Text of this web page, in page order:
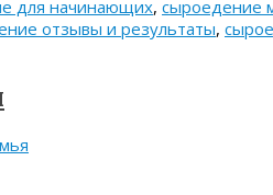
для начинающих, сыроедение
отзывы и результаты,